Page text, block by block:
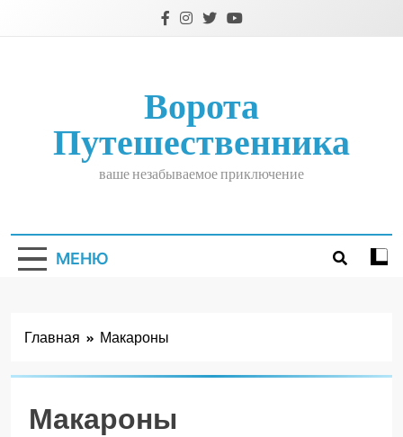
Ворота
Путешественника
ваше незабываемое приключение
МЕНЮ
Главная Макароны
Макароны